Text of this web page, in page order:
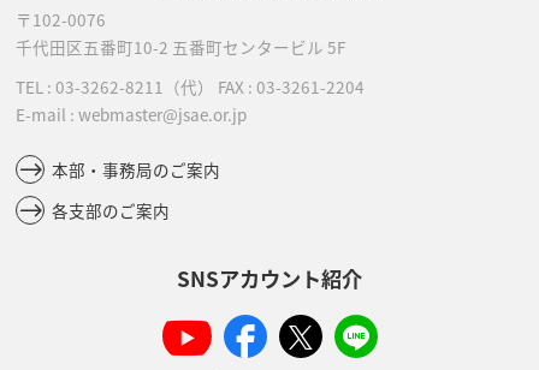
〒102-0076
千代田区五番町10-2 五番町センタービル 5F
TEL : 03-3262-8211 （代） FAX : 03-3261-2204
E-mail : webmaster@jsae.or.jp
本部・事務局のご案内
各支部のご案内
SNSアカウント紹介